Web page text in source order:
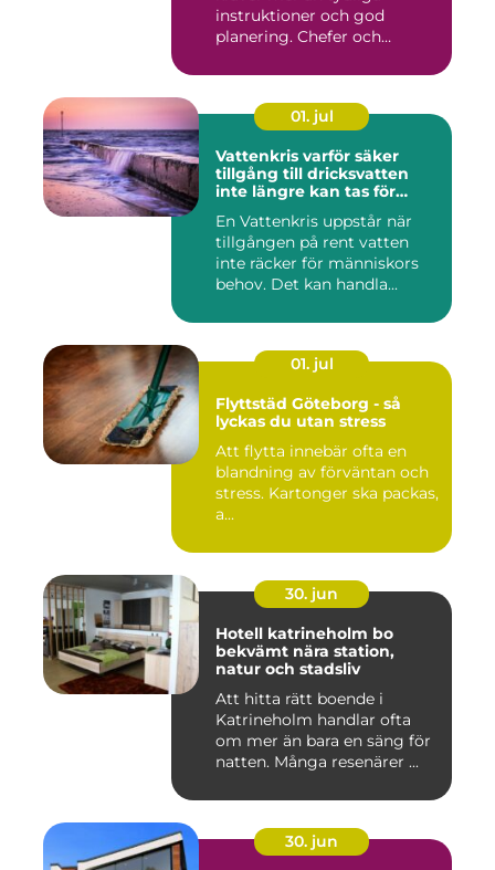
instruktioner och god
planering. Chefer och
01. jul
Vattenkris varför säker
tillgång till dricksvatten
inte längre kan tas för
En Vattenkris uppstår när
tillgången på rent vatten
inte räcker för människors
behov. Det kan handla...
01. jul
Flyttstäd Göteborg - så
lyckas du utan stress
Att flytta innebär ofta en
blandning av förväntan och
stress. Kartonger ska packas,
a...
30. jun
Hotell katrineholm bo
bekvämt nära station,
natur och stadsliv
Att hitta rätt boende i
Katrineholm handlar ofta
om mer än bara en säng för
natten. Många resenärer ...
30. jun